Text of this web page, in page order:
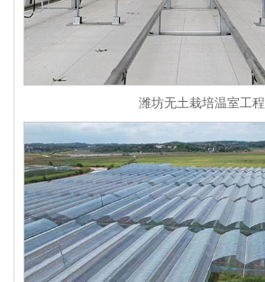
潍坊无土栽培温室工程